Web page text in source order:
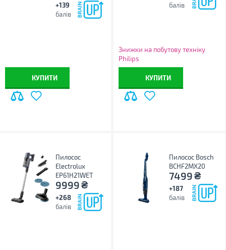
+139
балів
КУПИТИ
балів
Знижки на побутову техніку
Philips
КУПИТИ
Пилосос
Electrolux
EP61H21WET
9999₴
+268
балів
Пилосос Bosch
BCHF2MX20
7499₴
+187
балів